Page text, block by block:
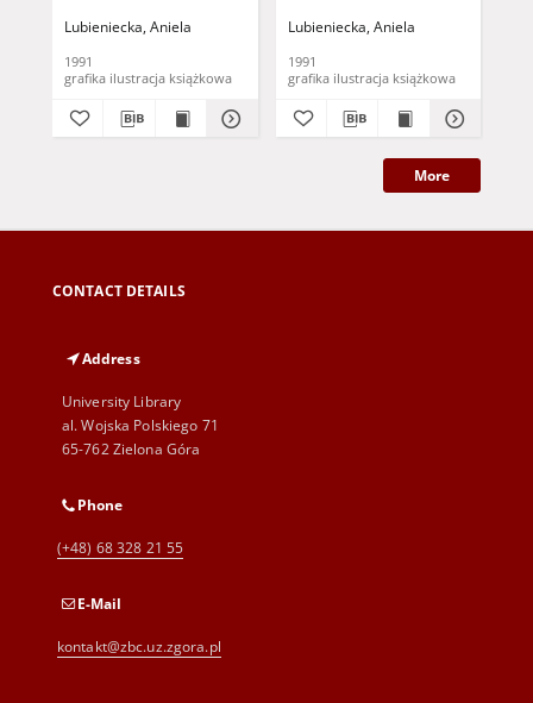
Lubieniecka, Aniela
1991
grafika ilustracja książkowa
Lubieniecka, Aniela
1991
grafika ilustracja książkowa
More
CONTACT DETAILS
Address
University Library
al. Wojska Polskiego 71
65-762 Zielona Góra
Phone
(+48) 68 328 21 55
E-Mail
kontakt@zbc.uz.zgora.pl